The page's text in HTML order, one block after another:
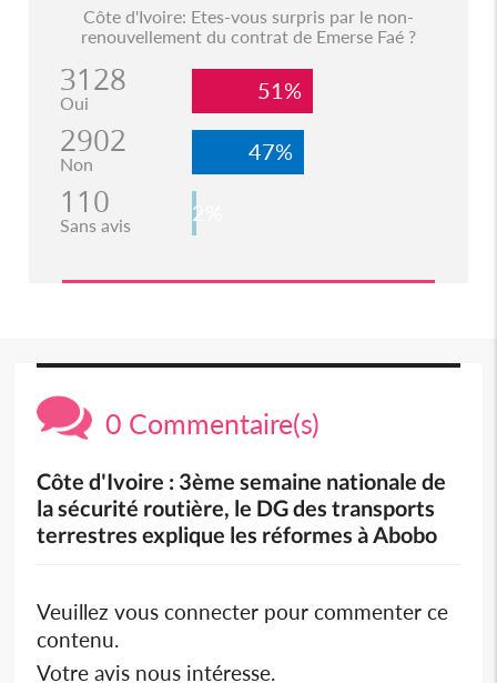
Côte d'Ivoire: Etes-vous surpris par le non-
renouvellement du contrat de Emerse Faé ?
3128
Oui 51%
2902
Non 47%
110
Sans avis 2%
0 Commentaire(s)
Côte d'Ivoire : 3ème semaine nationale de
la sécurité routière, le DG des transports
terrestres explique les réformes à Abobo
Veuillez vous connecter pour commenter ce
contenu.
Votre avis nous intéresse.